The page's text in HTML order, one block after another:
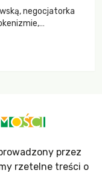
negocjatorka
przez
rzetelne treści o